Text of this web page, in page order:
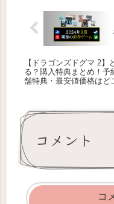
【ドラゴンズドグマ 2】
る？購入特典まとめ！予
舗特典・最安値価格はど
コメント
コ